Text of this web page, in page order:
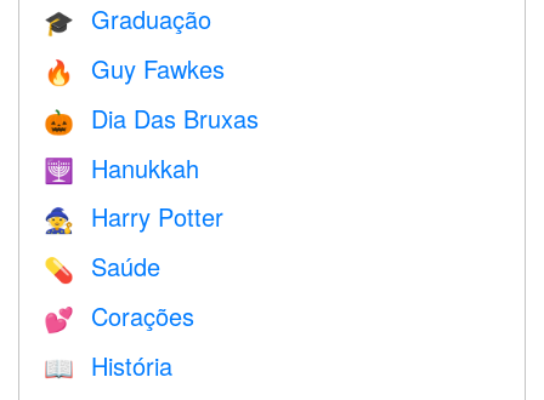
🎓 Graduação
🔥 Guy Fawkes
🎃 Dia Das Bruxas
🕎 Hanukkah
🧙 Harry Potter
💊 Saúde
💕 Corações
📖
História